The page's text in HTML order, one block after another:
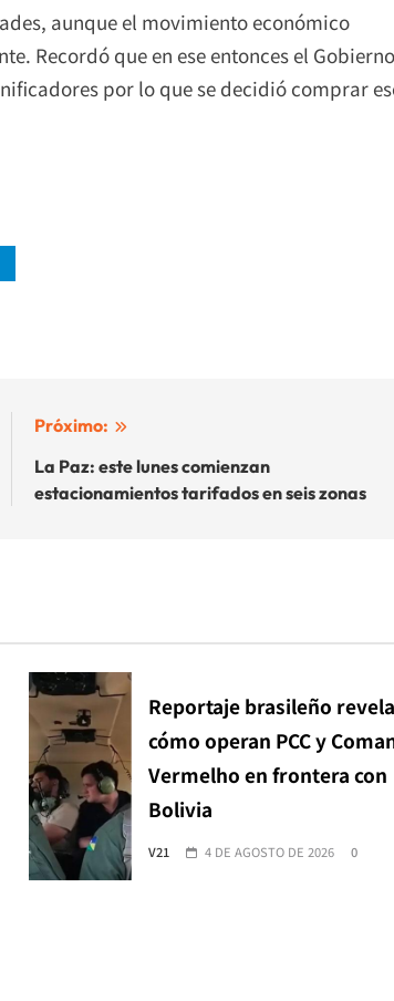
aunque el movimiento económico
Recordó que en ese entonces el Gobierno
por lo que se decidió comprar
Próximo:
La Paz: este lunes comienzan
estacionamientos tarifados en seis zonas
Reportaje brasileño revela
cómo operan PCC y
Vermelho en frontera con
Bolivia
V21 4 DE AGOSTO DE 2026 0